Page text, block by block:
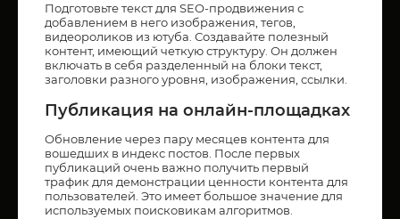
Подготовьте текст для SEO-продвижения с
добавлением в него изображения, тегов,
видеороликов из ютуба. Создавайте полезный
контент, имеющий четкую структуру. Он должен
включать в себя разделенный на блоки текст,
заголовки разного уровня, изображения, ссылки.
Публикация на онлайн-площадках
Обновление через пару месяцев контента для
вошедших в индекс постов. После первых
публикаций очень важно получить первый
трафик для демонстрации ценности контента для
пользователей. Это имеет большое значение для
используемых поисковикам алгоритмов.